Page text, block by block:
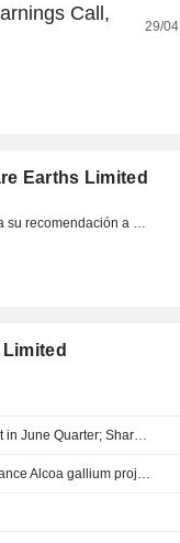
Call,
29/04
Earths Limited
Arafura Rare Earths Advances Northern Territory Project in June Quarter; Shares Up 4%
US, Australia to invest $2 billion in critical minerals, advance Alcoa gallium project (October 21)